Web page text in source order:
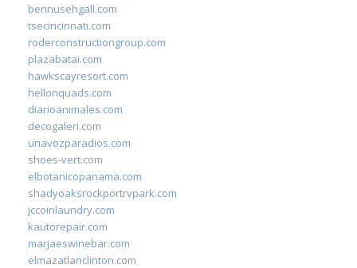
bennusehgall.com
tsecincinnati.com
roderconstructiongroup.com
plazabatai.com
hawkscayresort.com
hellonquads.com
diarioanimales.com
decogaleri.com
unavozparadios.com
shoes-vert.com
elbotanicopanama.com
shadyoaksrockportrvpark.com
jccoinlaundry.com
kautorepair.com
marjaeswinebar.com
elmazatlanclinton.com